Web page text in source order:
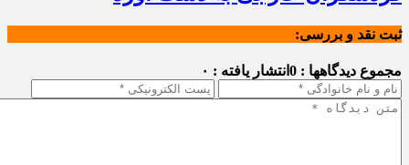
ثبت نقد و بررسی:
مجموع دیدگاهها : 0 انتشار یافته : ۰